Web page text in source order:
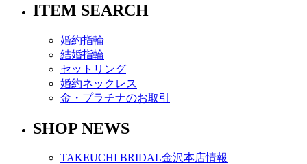
ITEM SEARCH
婚約指輪
結婚指輪
セットリング
婚約ネックレス
金・プラチナのお取引
SHOP NEWS
TAKEUCHI BRIDAL金沢本店情報